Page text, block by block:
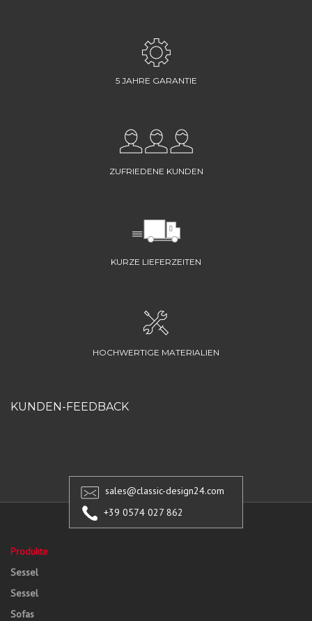
5 JAHRE GARANTIE
ZUFRIEDENE KUNDEN
KURZE LIEFERZEITEN
HOCHWERTIGE MATERIALIEN
KUNDEN-FEEDBACK
sales@classic-design24.com
+39 0574 027 862
Produkte
Sessel
Sessel
Sofas